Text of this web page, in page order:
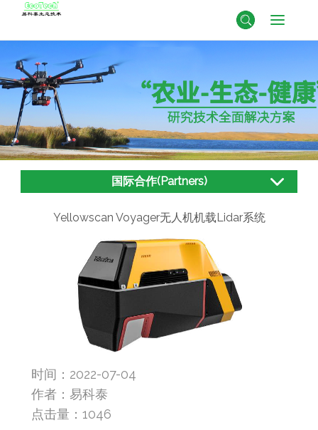
国际合作(Partners)
Yellowscan Voyager无人机机载Lidar系统
时间：2022-07-04
作者：易科泰
点击量：1046